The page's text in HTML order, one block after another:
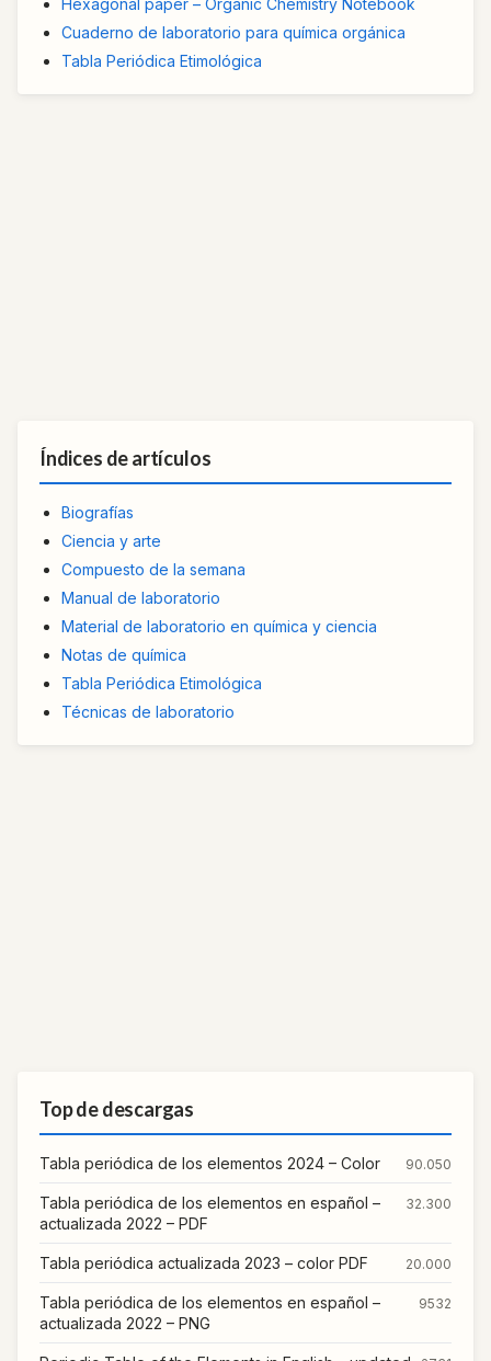
Hexagonal paper – Organic Chemistry Notebook
Cuaderno de laboratorio para química orgánica
Tabla Periódica Etimológica
Índices de artículos
Biografías
Ciencia y arte
Compuesto de la semana
Manual de laboratorio
Material de laboratorio en química y ciencia
Notas de química
Tabla Periódica Etimológica
Técnicas de laboratorio
Top de descargas
Tabla periódica de los elementos 2024 – Color 90.050
Tabla periódica de los elementos en español –
actualizada 2022 – PDF
32.300
Tabla periódica actualizada 2023 – color PDF 20.000
Tabla periódica de los elementos en español –
actualizada 2022 – PNG
9532